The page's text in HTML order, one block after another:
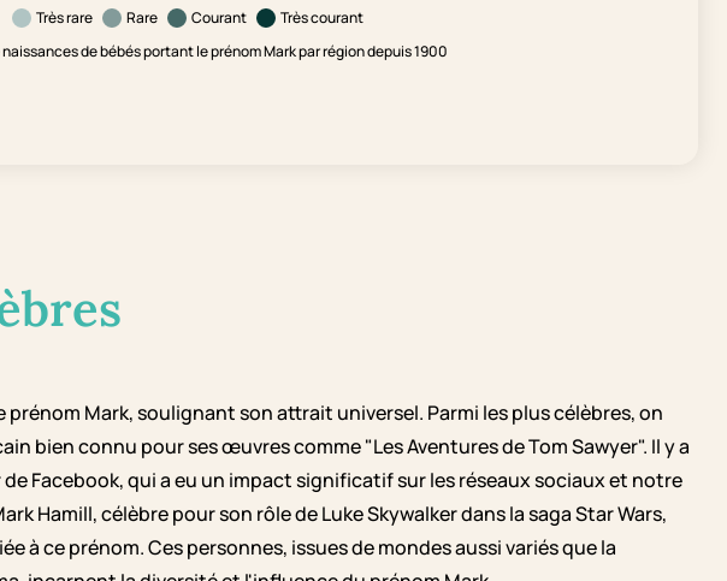
Très rare Rare Courant
Très courant
de bébés portant le prénom Mark par région depuis 1900
Mark, soulignant son attrait universel. Parmi les plus célèbres, on
bien connu pour ses œuvres comme "Les Aventures de Tom Sawyer". Il y a
Facebook, qui a eu un impact significatif sur les réseaux sociaux et notre
Hamill, célèbre pour son rôle de Luke Skywalker dans la saga Star Wars,
à ce prénom. Ces personnes, issues de mondes aussi variés que la